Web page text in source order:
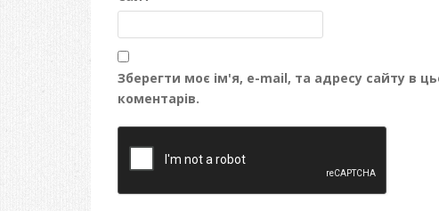
Зберегти моє ім'я, e-mail, та адресу сайту в
коментарів.